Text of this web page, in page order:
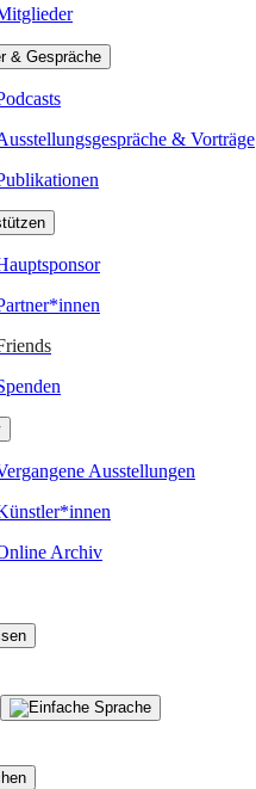
& Gespräche
& Vorträge
Ausstellungen
Archiv